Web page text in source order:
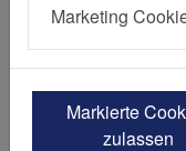
Haus Berge
Ein
Marketing
Markierte
zulassen